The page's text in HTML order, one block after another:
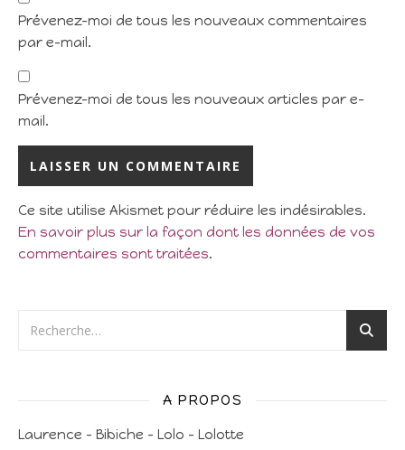
Prévenez-moi de tous les nouveaux commentaires
par e-mail.
Prévenez-moi de tous les nouveaux articles par e-
mail.
Ce site utilise Akismet pour réduire les indésirables.
En savoir plus sur la façon dont les données de vos
commentaires sont traitées.
A PROPOS
Laurence – Bibiche – Lolo – Lolotte